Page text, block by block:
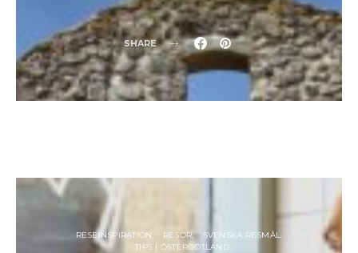
SHARE
RESEINSPIRATION RESOR
SVENSKA RESMÅL
TIPS I ÖSTERGÖTLAND